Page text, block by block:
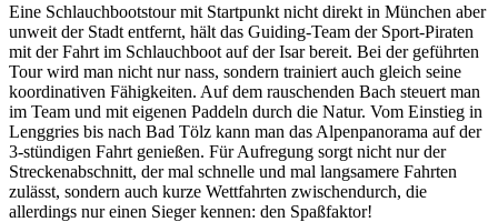
Eine Schlauchbootstour mit Startpunkt nicht direkt in München aber
unweit der Stadt entfernt, hält das Guiding-Team der Sport-Piraten
mit der Fahrt im Schlauchboot auf der Isar bereit. Bei der geführten
Tour wird man nicht nur nass, sondern trainiert auch gleich seine
koordinativen Fähigkeiten. Auf dem rauschenden Bach steuert man
im Team und mit eigenen Paddeln durch die Natur. Vom Einstieg in
Lenggries bis nach Bad Tölz kann man das Alpenpanorama auf der
3-stündigen Fahrt genießen. Für Aufregung sorgt nicht nur der
Streckenabschnitt, der mal schnelle und mal langsamere Fahrten
zulässt, sondern auch kurze Wettfahrten zwischendurch, die
allerdings nur einen Sieger kennen: den Spaßfaktor!